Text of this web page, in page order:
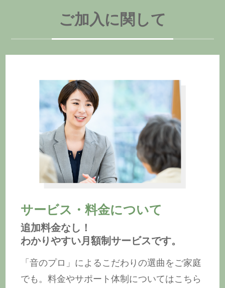
ご加入に関して
サービス・料金について
追加料金なし！
わかりやすい月額制サービスです。
「音のプロ」によるこだわりの選曲をご家庭
でも。料金やサポート体制についてはこちら